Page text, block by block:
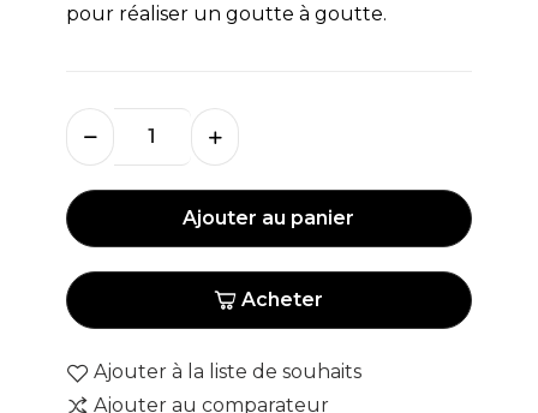
pour réaliser un goutte à goutte.
Ajouter au panier
Acheter
Ajouter à la liste de souhaits
Ajouter au comparateur